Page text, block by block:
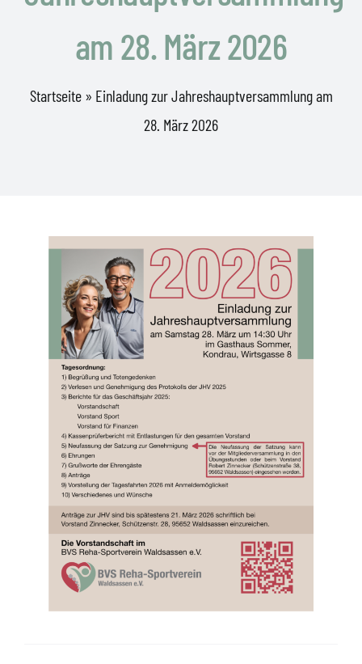
am 28. März 2026
Startseite» Einladung zur Jahreshauptversammlung am
28. März 2026